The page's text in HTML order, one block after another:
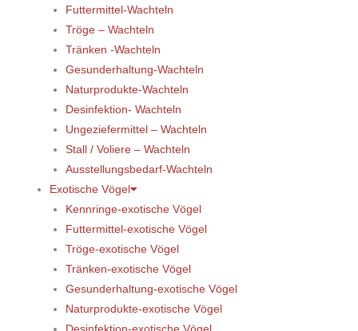
Futtermittel-Wachteln
Tröge – Wachteln
Tränken -Wachteln
Gesunderhaltung-Wachteln
Naturprodukte-Wachteln
Desinfektion- Wachteln
Ungeziefermittel – Wachteln
Stall / Voliere – Wachteln
Ausstellungsbedarf-Wachteln
Exotische Vögel
Kennringe-exotische Vögel
Futtermittel-exotische Vögel
Tröge-exotische Vögel
Tränken-exotische Vögel
Gesunderhaltung-exotische Vögel
Naturprodukte-exotische Vögel